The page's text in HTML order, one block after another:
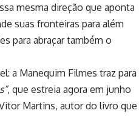
mesma direção que aponta
suas fronteiras para além
para abraçar também o
a Manequim Filmes traz para
, que estreia agora em junho
Martins, autor do livro que